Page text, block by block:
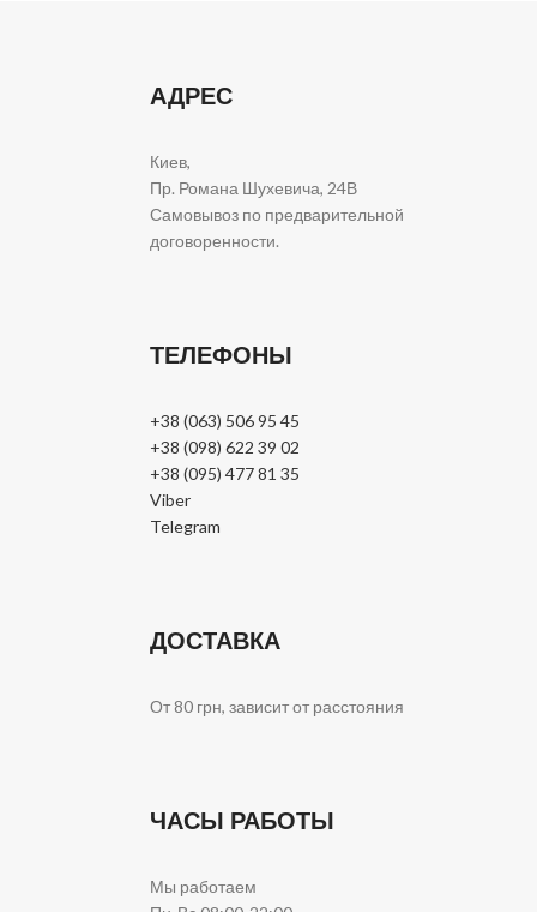
АДРЕС
Киев,
Пр. Романа Шухевича, 24В
Самовывоз по предварительной
договоренности.
ТЕЛЕФОНЫ
+38 (063) 506 95 45
+38 (098) 622 39 02
+38 (095) 477 81 35
Viber
Telegram
ДОСТАВКА
От 80 грн, зависит от расстояния
ЧАСЫ РАБОТЫ
Мы работаем